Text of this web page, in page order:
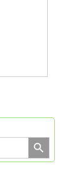
Search Button